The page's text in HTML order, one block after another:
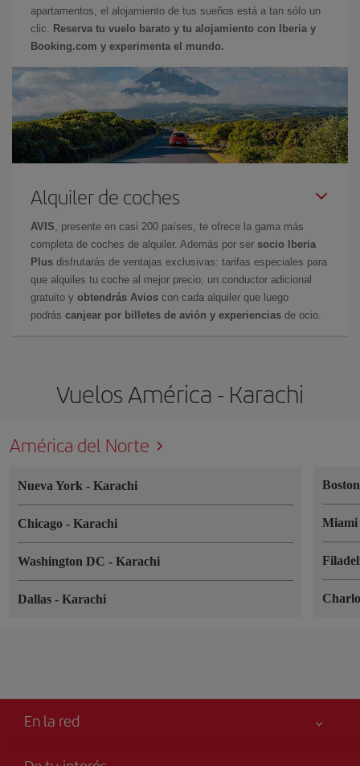
apartamentos, el alojamiento de tus sueños está a tan sólo un
clic.
Reserva tu vuelo barato y tu alojamiento con Iberia y
Booking.com y experimenta el mundo.
Alquiler de coches
AVIS , presente en casi 200 países, te ofrece la gama más
completa de coches de alquiler. Además por ser socio Iberia
Plus disfrutarás de ventajas exclusivas: tarifas especiales para
que alquiles tu coche al mejor precio, un conductor adicional
gratuito y obtendrás Avios con cada alquiler que luego
podrás canjear por billetes de avión y experiencias de ocio.
Vuelos América - Karachi
América del Norte
Nueva York - Karachi
Chicago - Karachi
Washington DC - Karachi
Dallas - Karachi
En la red